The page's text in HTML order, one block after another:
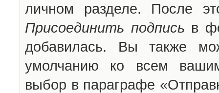
личном разделе. После
Присоединить подпись в
добавилась. Вы также
умолчанию ко всем
выбор в параграфе